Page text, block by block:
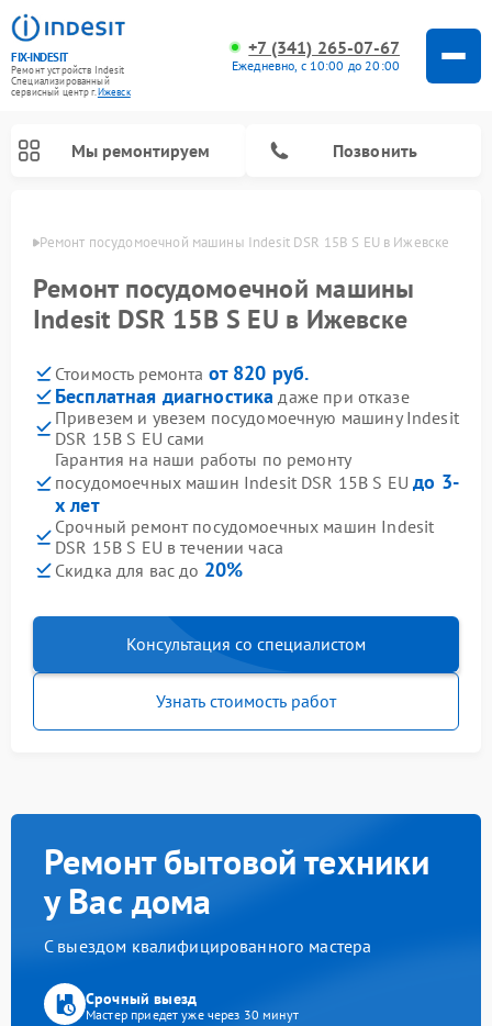
FIX-INDESIT
Ремонт устройств Indesit
Специализированный
cервисный центр г.Ижевск
+7 (341) 265-07-67
Ежедневно, с 10:00 до 20:00
Мы ремонтируем Позвонить
Ремонт посудомоечной машины Indesit DSR 15B S EU в Ижевске
Ремонт посудомоечной машины
Indesit DSR 15B S EU в Ижевске
Стоимость ремонта от 820 руб.
Бесплатная диагностика даже при отказе
Привезем и увезем посудомоечную машину Indesit
DSR 15B S EU сами
Гарантия на наши работы по ремонту
посудомоечных машин Indesit DSR 15B S EUдо 3-
х лет
Срочный ремонт посудомоечных машин Indesit
DSR 15B S EU в течении часа
Скидка для вас до 20%
Консультация со специалистом
Узнать стоимость работ
Ремонт бытовой техники
у Вас дома
С выездом квалифицированного мастера
Срочный выезд
Мастер приедет уже через 30 минут